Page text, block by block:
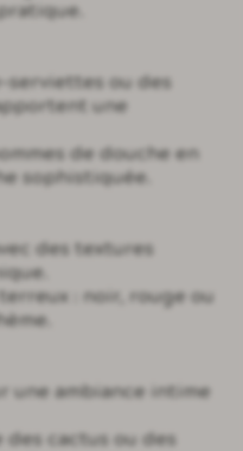
serviettes ou des
une
de douche en
sophistiquée.
des textures
: noir, rouge ou
une ambiance intime
des cactus ou des